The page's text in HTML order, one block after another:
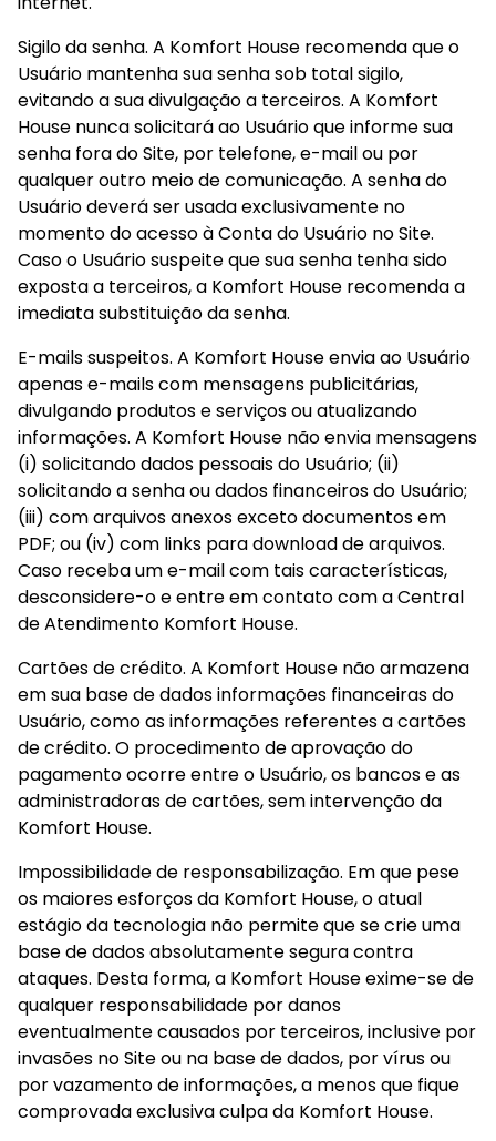
Sigilo da senha. A Komfort House recomenda que o
Usuário mantenha sua senha sob total sigilo,
evitando a sua divulgação a terceiros. A Komfort
House nunca solicitará ao Usuário que informe sua
senha fora do Site, por telefone, e-mail ou por
qualquer outro meio de comunicação. A senha do
Usuário deverá ser usada exclusivamente no
momento do acesso à Conta do Usuário no Site.
Caso o Usuário suspeite que sua senha tenha sido
exposta a terceiros, a Komfort House recomenda a
imediata substituição da senha.
E-mails suspeitos. A Komfort House envia ao Usuário
apenas e-mails com mensagens publicitárias,
divulgando produtos e serviços ou atualizando
informações. A Komfort House não envia mensagens
(i) solicitando dados pessoais do Usuário; (ii)
solicitando a senha ou dados financeiros do Usuário;
(iii) com arquivos anexos exceto documentos em
PDF; ou (iv) com links para download de arquivos.
Caso receba um e-mail com tais características,
desconsidere-o e entre em contato com a Central
de Atendimento Komfort House.
Cartões de crédito. A Komfort House não armazena
em sua base de dados informações financeiras do
Usuário, como as informações referentes a cartões
de crédito. O procedimento de aprovação do
pagamento ocorre entre o Usuário, os bancos e as
administradoras de cartões, sem intervenção da
Komfort House.
Impossibilidade de responsabilização. Em que pese
os maiores esforços da Komfort House, o atual
estágio da tecnologia não permite que se crie uma
base de dados absolutamente segura contra
ataques. Desta forma, a Komfort House exime-se de
qualquer responsabilidade por danos
eventualmente causados por terceiros, inclusive por
invasões no Site ou na base de dados, por vírus ou
por vazamento de informações, a menos que fique
comprovada exclusiva culpa da Komfort House.